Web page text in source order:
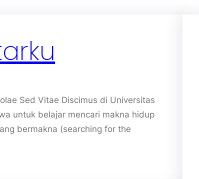
Sed Vitae Discimus di Universitas
untuk belajar mencari makna hidup
bermakna (searching for the